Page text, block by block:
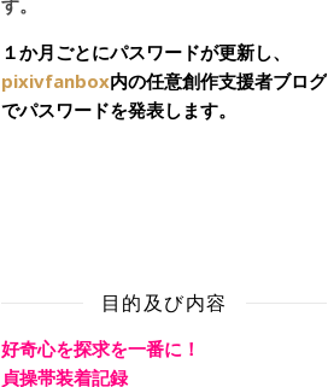
す。
１か月ごとにパスワードが更新し、
pixivfanbox内の任意創作支援者ブログ
でパスワードを発表します。
目的及び内容
好奇心を探求を一番に！
貞操帯装着記録